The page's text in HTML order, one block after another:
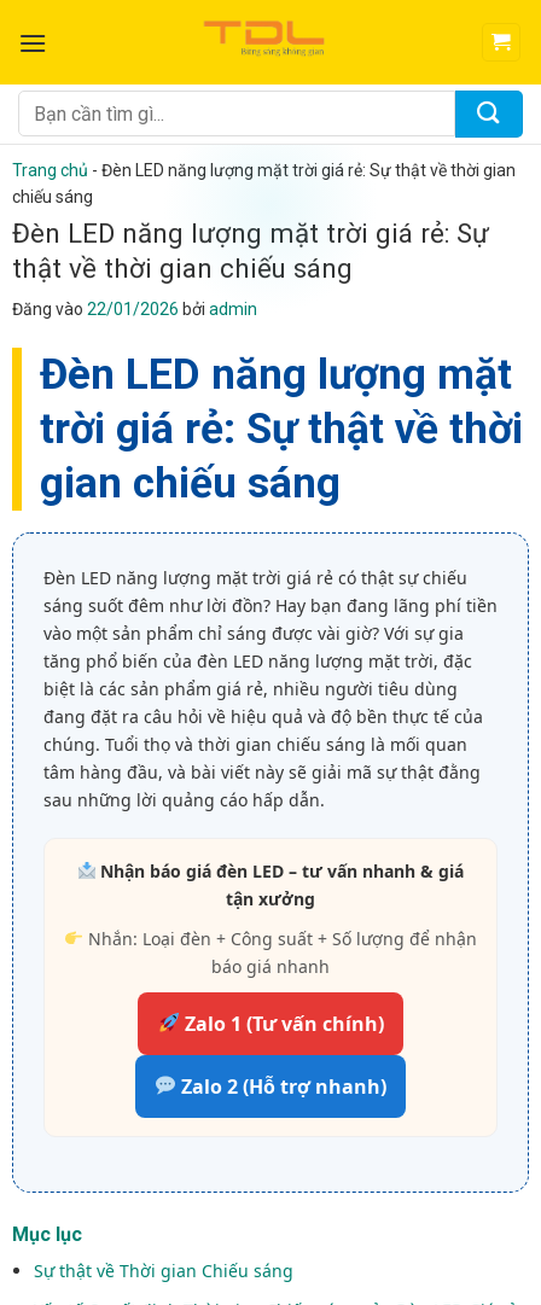
qua
dung
Tìm
kiếm:
Trang chủ - Đèn LED năng lượng mặt trời giá rẻ: Sự thật về thời gian
chiếu sáng
Đèn LED năng lượng mặt trời giá rẻ: Sự
thật về thời gian chiếu sáng
Đăng vào 22/01/2026 bởi admin
Đèn LED năng lượng mặt
trời giá rẻ: Sự thật về thời
gian chiếu sáng
Đèn LED năng lượng mặt trời giá rẻ có thật sự chiếu
sáng suốt đêm như lời đồn? Hay bạn đang lãng phí tiền
vào một sản phẩm chỉ sáng được vài giờ? Với sự gia
tăng phổ biến của đèn LED năng lượng mặt trời, đặc
biệt là các sản phẩm giá rẻ, nhiều người tiêu dùng
đang đặt ra câu hỏi về hiệu quả và độ bền thực tế của
chúng. Tuổi thọ và thời gian chiếu sáng là mối quan
tâm hàng đầu, và bài viết này sẽ giải mã sự thật đằng
sau những lời quảng cáo hấp dẫn.
Nhận báo giá đèn LED – tư vấn nhanh & giá
tận xưởng
Nhắn: Loại đèn + Công suất + Số lượng để nhận
báo giá nhanh
Zalo 1 (Tư vấn chính)
Zalo 2 (Hỗ trợ nhanh)
Mục lục
Sự thật về Thời gian Chiếu sáng